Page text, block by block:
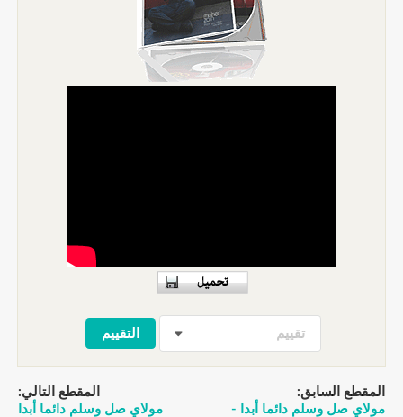
تقييم
المقطع السابق:
مولاي صل وسلم دائما أبدا -
المقطع التالي:
مولاي صل وسلم دائما أبدا